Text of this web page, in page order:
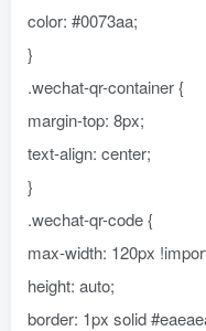
color: #0073aa;
}
.wechat-qr-container {
margin-top: 8px;
text-align: center;
}
.wechat-qr-code {
max-width: 120px
height: auto;
border: 1px solid